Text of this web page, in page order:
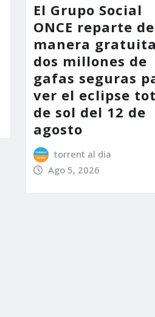
El Grupo Social
ONCE reparte de
manera gratuita
dos millones de
gafas seguras
ver el eclipse
de sol del 12 de
agosto
torrent al dia
Ago 5, 2026